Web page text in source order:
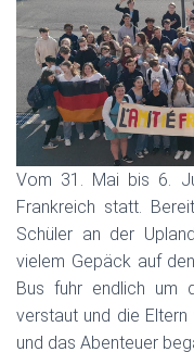
Vom 31. Mai bis 6.
Frankreich statt.
Schüler an der
vielem Gepäck auf
Bus fuhr endlich um
verstaut und die
und das Abenteuer